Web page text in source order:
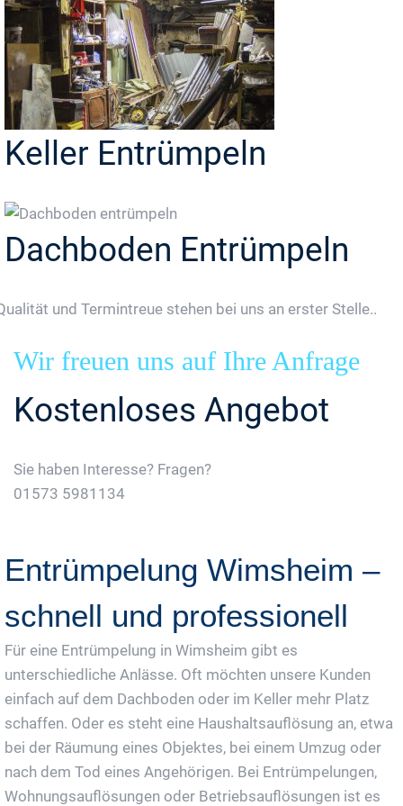
Keller Entrümpeln
Dachboden Entrümpeln
und Termintreue stehen bei uns an erster Stelle..
Wir freuen uns auf Ihre Anfrage
Kostenloses Angebot
Sie haben Interesse? Fragen?
01573 5981134
Entrümpelung Wimsheim –
schnell und professionell
Für eine Entrümpelung in Wimsheim gibt es
unterschiedliche Anlässe. Oft möchten unsere Kunden
einfach auf dem Dachboden oder im Keller mehr Platz
schaffen. Oder es steht eine Haushaltsauflösung an, etwa
bei der Räumung eines Objektes, bei einem Umzug oder
nach dem Tod eines Angehörigen. Bei Entrümpelungen,
Wohnungsauflösungen oder Betriebsauflösungen ist es